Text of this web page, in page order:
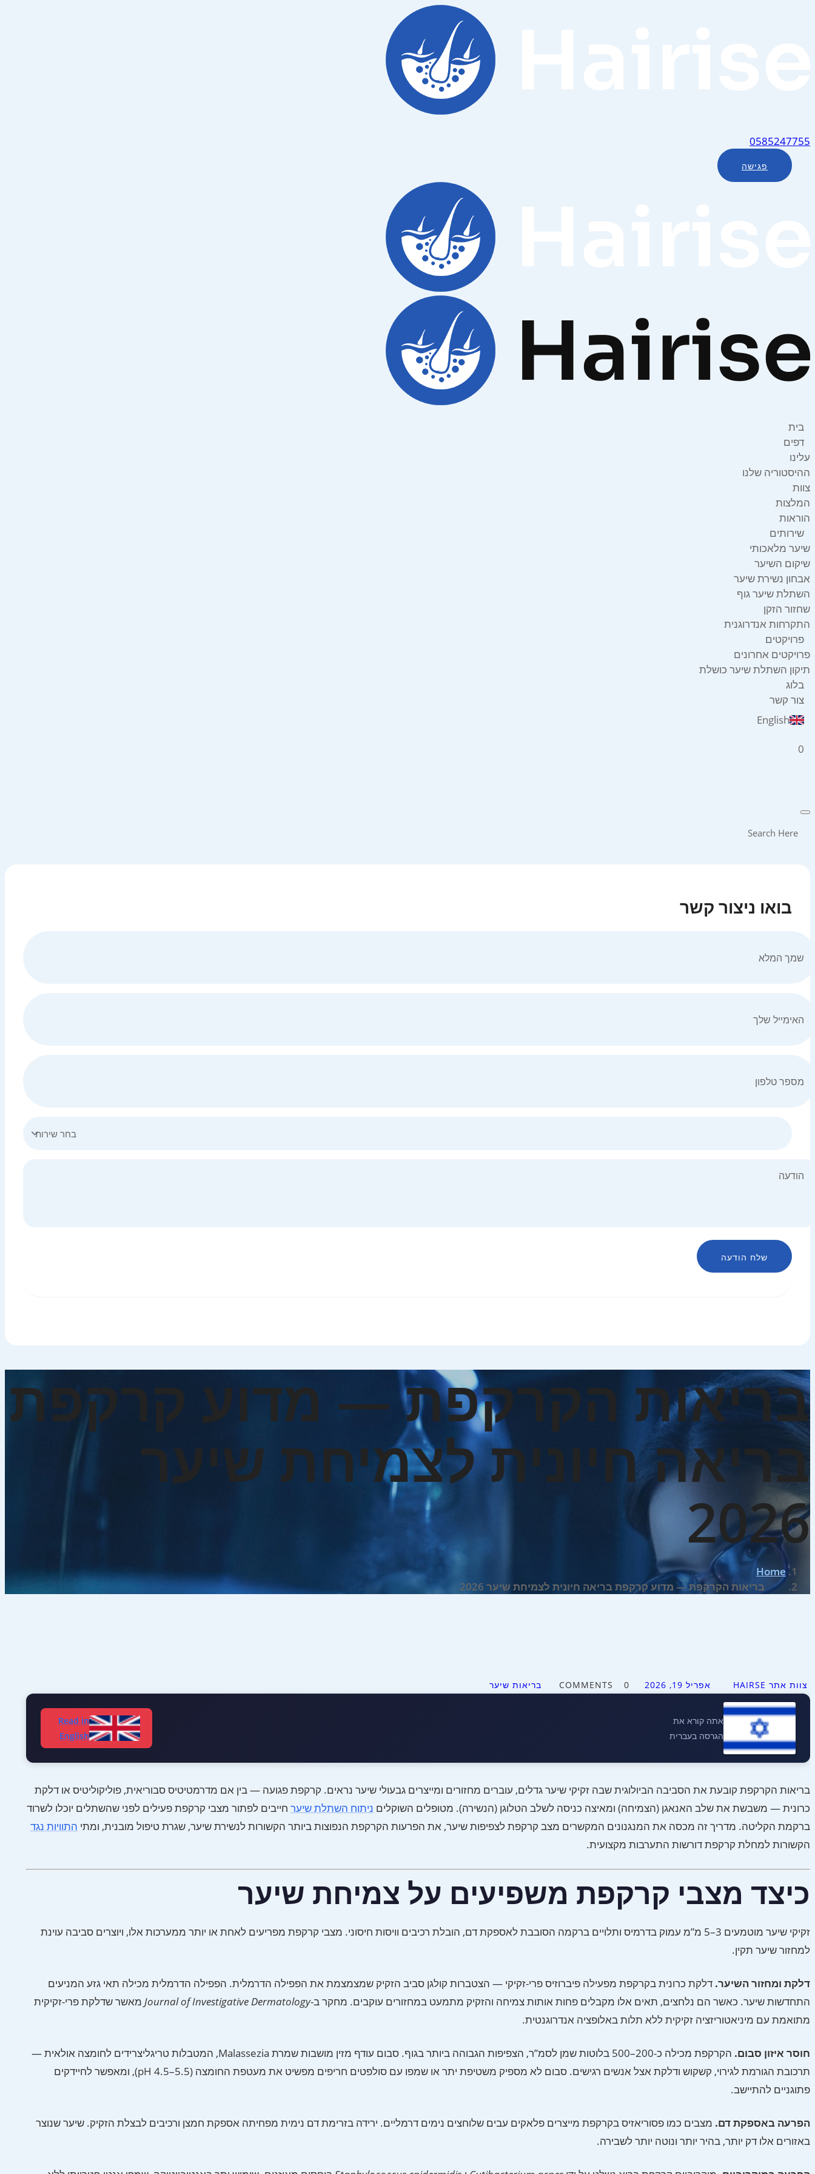
0585247755
פגישה
בית
דפים
עלינו
ההיסטוריה שלנו
צוות
המלצות
הוראות
שירותים
שיער מלאכותי
שיקום השיער
אבחון נשירת שיער
השתלת שיער גוף
שחזור הזקן
התקרחות אנדרוגנית
פרויקטים
פרויקטים אחרונים
תיקון השתלת שיער כושלת
בלוג
צור קשר
English
0
בואו ניצור קשר
בריאות הקרקפת — מדוע קרקפת
בריאה חיונית לצמיחת שיער
2026
Home
בריאות הקרקפת — מדוע קרקפת בריאה חיונית לצמיחת שיער 2026
צוות אתר HAIRSE אפריל 19, 2026 0 COMMENTS בריאות שיער
אתה קורא את
הגרסה בעברית
Read in
English
בריאות הקרקפת קובעת את הסביבה הביולוגית שבה זקיקי שיער גדלים, עוברים מחזורים ומייצרים גבעולי שיער נראים. קרקפת פגועה — בין אם מדרמטיטיס סבוריאית, פוליקוליטיס או דלקת
כרונית — משבשת את שלב האנאגן (הצמיחה) ומאיצה כניסה לשלב הטלוגן (הנשירה). מטופלים השוקלים ניתוח השתלת שיער חייבים לפתור מצבי קרקפת פעילים לפני שהשתלים יוכלו לשרוד
ברקמת הקליטה. מדריך זה מכסה את המנגנונים המקשרים מצב קרקפת לצפיפות שיער, את הפרעות הקרקפת הנפוצות ביותר הקשורות לנשירת שיער, שגרת טיפול מובנית, ומתי התוויות נגד
הקשורות למחלת קרקפת דורשות התערבות מקצועית.
כיצד מצבי קרקפת משפיעים על צמיחת שיער
זקיקי שיער מוטמעים 3–5 מ”מ עמוק בדרמיס ותלויים ברקמה הסובבת לאספקת דם, הובלת רכיבים וויסות חיסוני. מצבי קרקפת מפריעים לאחת או יותר ממערכות אלו, ויוצרים סביבה עוינת
למחזור שיער תקין.
דלקת ומחזור השיער. דלקת כרונית בקרקפת מפעילה פיברוזיס פרי-זקיקי — הצטברות קולגן סביב הזקיק שמצמצמת את הפפילה הדרמלית. הפפילה הדרמלית מכילה תאי גזע המניעים
התחדשות שיער. כאשר הם נלחצים, תאים אלו מקבלים פחות אותות צמיחה והזקיק מתמעט במחזורים עוקבים. מחקר ב-Journal of Investigative Dermatology מאשר שדלקת פרי-זקיקית
מתואמת עם מיניאטוריזציה זקיקית ללא תלות באלופציה אנדרוגנטית.
חוסר איזון סבום.
הקרקפת מכילה כ-200–500 בלוטות שמן לסמ”ר, הצפיפות הגבוהה ביותר בגוף. סבום עודף מזין מושבות שמרת Malassezia, המטבלות טריגליצרידים לחומצה אולאית —
תרכובת הגורמת לגירוי, קשקוש ודלקת אצל אנשים רגישים. סבום לא מספיק משטיפת יתר או שמפו עם סולפטים חריפים מפשיט את מעטפת החומצה (pH 4.5–5.5), ומאפשר לחיידקים
פתוגניים להתיישב.
הפרעה באספקת דם. מצבים כמו פסוריאזיס בקרקפת מייצרים פלאקים עבים שלוחצים נימים דרמליים. ירידה בזרימת דם נימית מפחיתה אספקת חמצן ורכיבים לבצלת הזקיק. שיער שנוצר
באזורים אלו דק יותר, בהיר יותר ונוטה יותר לשבירה.